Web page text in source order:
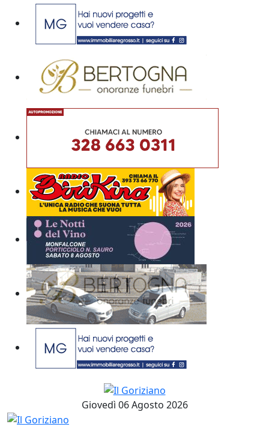
Giovedì 06 Agosto 2026